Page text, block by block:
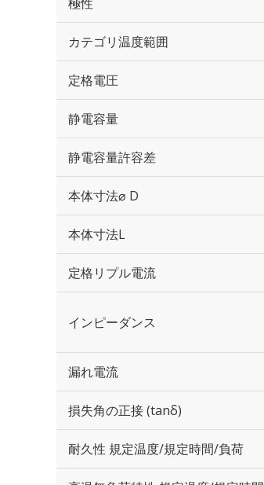
カテゴリ温度範囲
定格電圧
静電容量
静電容量許容差
本体寸法⌀ D
本体寸法L
定格リプル電流
インピーダンス
漏れ電流
損失角の正接 (tanδ)
耐久性 規定温度/規定時間/負荷